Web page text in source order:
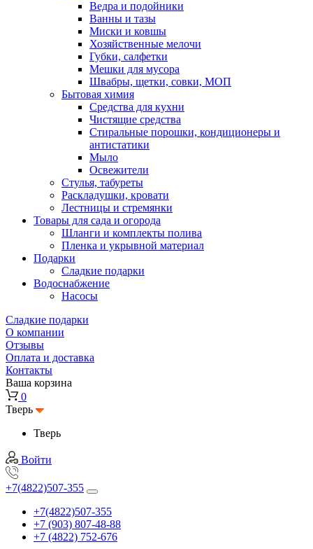
Ведра и подойники
Ванны и тазы
Миски и ковшы
Хозяйственные мелочи
Губки, салфетки
Мешки для мусора
Швабры, щетки, совки, МОП
Бытовая химия
Средства для кухни
Чистящие средства
Стиральные порошки, кондиционеры и
антистатики
Мыло
Освежители
Стулья, табуреты
Раскладушки, кровати
Лестницы и стремянки
Товары для сада и огорода
Шланги и комплекты полива
Пленка и укрывной материал
Подарки
Cладкие подарки
Водоснабжение
Насосы
Сладкие подарки
О компании
Отзывы
Оплата и доставка
Контакты
Ваша корзина
0
Тверь
Тверь
Войти
+7(4822)507-355
+7(4822)507-355
+7 (903) 807-48-88
+7 (4822) 752-676